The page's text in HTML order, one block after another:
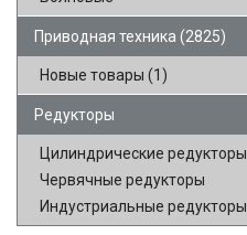
Приводная техника (2825)
Новые товары (1)
Редукторы
Цилиндрические редукторы
Червячные редукторы
Индустриальные редукторы